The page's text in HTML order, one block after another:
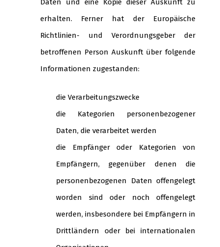
Daten und eine Kopie dieser Auskunft zu
erhalten. Ferner hat der Europäische
Richtlinien- und Verordnungsgeber der
betroffenen Person Auskunft über folgende
Informationen zugestanden:
die Verarbeitungszwecke
die Kategorien personenbezogener
Daten, die verarbeitet werden
die Empfänger oder Kategorien von
Empfängern, gegenüber denen die
personenbezogenen Daten offengelegt
worden sind oder noch offengelegt
werden, insbesondere bei Empfängern in
Drittländern oder bei internationalen